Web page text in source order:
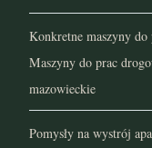
Konkretne maszyny
Maszyny do prac
mazowieckie
Pomysły na wystrój